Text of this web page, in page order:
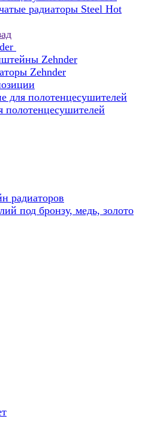
радиаторы Steel Hot
Zehnder
Zehnder
для полотенцесушителей
полотенцесушителей
радиаторов
под бронзу, медь, золото